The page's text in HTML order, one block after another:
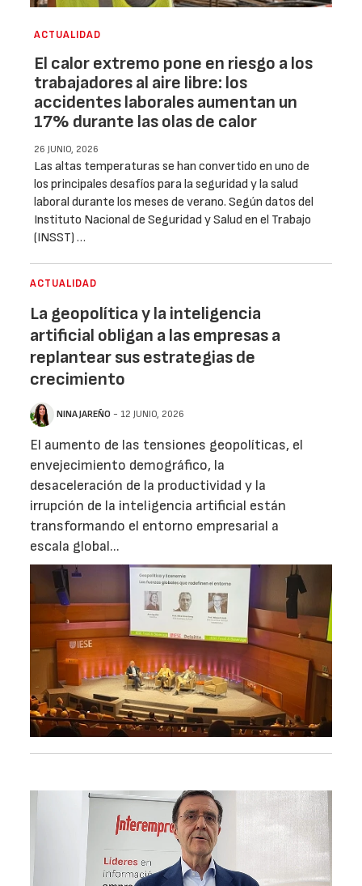
ACTUALIDAD
El calor extremo pone en riesgo a los
trabajadores al aire libre: los
accidentes laborales aumentan un
17% durante las olas de calor
26 JUNIO, 2026
Las altas temperaturas se han convertido en uno de
los principales desafíos para la seguridad y la salud
laboral durante los meses de verano. Según datos del
Instituto Nacional de Seguridad y Salud en el Trabajo
(INSST) …
ACTUALIDAD
La geopolítica y la inteligencia
artificial obligan a las empresas a
replantear sus estrategias de
crecimiento
NINA JAREÑO - 12 JUNIO, 2026
El aumento de las tensiones geopolíticas, el
envejecimiento demográfico, la
desaceleración de la productividad y la
irrupción de la inteligencia artificial están
transformando el entorno empresarial a
escala global...